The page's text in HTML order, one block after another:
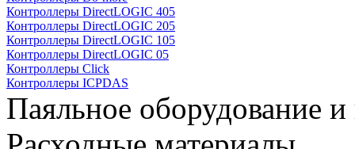
Контроллеры DirectLOGIC 405
Контроллеры DirectLOGIC 205
Контроллеры DirectLOGIC 105
Контроллеры DirectLOGIC 05
Контроллеры Click
Контроллеры ICPDAS
Паяльное оборудование